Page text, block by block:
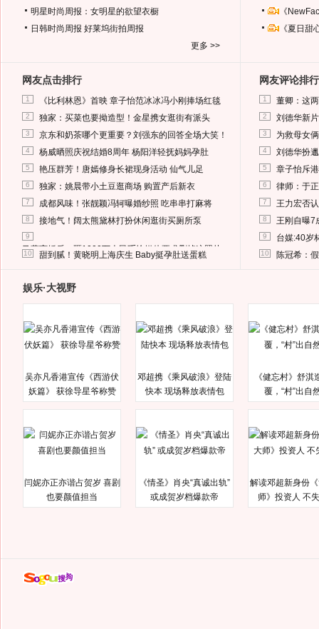
明星时尚周报：女明星的欲望衣橱
日韩时尚周报 好莱坞街拍周报
更多 >>
《
《夏日
网友点击排行
1 《比利林恩》首映 章子怡范冰冰冯小刚捧场红毯
2 独家：买菜也要拗造型！金星携女逛街有派头
3 京东和奶茶哪个更重要？刘强东的回答全场大笑！
4 杨威晒照庆祝结婚8周年 杨阳洋轻抚妈妈孕肚
5 艳压群芳！唐嫣修身长裙现身活动 仙气儿足
6 独家：姚晨带小土豆逛商场 购置产后新衣
7 成都风味！张靓颖冯轲曝婚纱照 吃串串打麻将
8 接地气！阔太熊黛林打扮休闲逛街买厕所泵
9
马蓉离婚后，砸1000万人民币给媒体要求删掉这照片
10 甜到腻！黄晓明上海庆生 Baby挺孕肚送蛋糕
网友评论排行
1 董卿：这
2 刘德华新
3 为救母女
4 刘德华扮
5 章子怡斥
6 律师：于
7 王力宏否
8 王刚自曝7
9 台媒:40岁
10 陈冠希：
娱乐·大视野
吴亦凡香港宣传《西游伏
妖篇》 获徐导星爷称赞
邓超携《乘风破浪》登陆
快本 现场释放表情包
《健忘村》舒淇
覆，“村”出自
闫妮亦正亦谐占贺岁 喜剧
也要颜值担当
《情圣》肖央“真诚出轨”
或成贺岁档爆款帝
解读邓超新身份
师》投资人 不